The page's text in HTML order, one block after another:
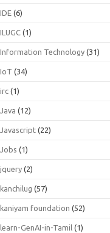
IDE (6)
ILUGC (1)
Information Technology (31)
IoT (34)
irc (1)
Java (12)
Javascript (22)
Jobs (1)
jquery (2)
kanchilug (57)
kaniyam foundation (52)
learn-GenAI-in-Tamil (1)